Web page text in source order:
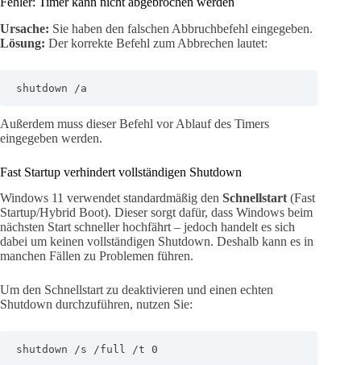
Ursache: Sie haben den falschen Abbruchbefehl eingegeben.
Lösung: Der korrekte Befehl zum Abbrechen lautet:
shutdown /a
Außerdem muss dieser Befehl vor Ablauf des Timers
eingegeben werden.
Fast Startup verhindert vollständigen Shutdown
Windows 11 verwendet standardmäßig den Schnellstart(Fast
Startup/Hybrid Boot). Dieser sorgt dafür, dass Windows beim
nächsten Start schneller hochfährt – jedoch handelt es sich
dabei um keinen vollständigen Shutdown. Deshalb kann es in
manchen Fällen zu Problemen führen.
Um den Schnellstart zu deaktivieren und einen echten
Shutdown durchzuführen, nutzen Sie:
shutdown /s /full /t 0